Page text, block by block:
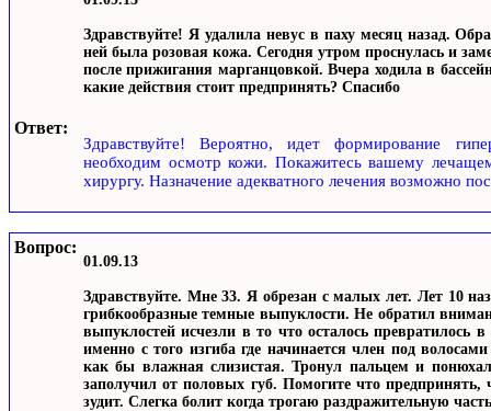
Здравствуйте! Я удалила невус в паху месяц назад.
ней была розовая кожа. Сегодня утром проснулась и
после прижигания марганцовкой. Вчера ходила в
какие действия стоит предпринять? Спасибо
Ответ:
Здравствуйте! Вероятно, идет формирование
необходим осмотр кожи. Покажитесь вашему
хирургу. Назначение адекватного лечения возможно
Вопрос:
01.09.13
Здравствуйте. Мне 33. Я обрезан с малых лет. Лет 10
грибкообразные темные выпуклости. Не обратил
выпуклостей исчезли в то что осталось превратилось
именно с того изгиба где начинается член под
как бы влажная слизистая. Тронул пальцем и
заполучил от половых губ. Помогите что
зудит. Слегка болит когда трогаю раздражительную